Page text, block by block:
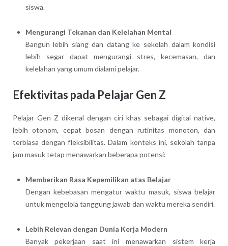
siswa.
Mengurangi Tekanan dan Kelelahan Mental
Bangun lebih siang dan datang ke sekolah dalam kondisi
lebih segar dapat mengurangi stres, kecemasan, dan
kelelahan yang umum dialami pelajar.
Efektivitas pada Pelajar Gen Z
Pelajar Gen Z dikenal dengan ciri khas sebagai digital native,
lebih otonom, cepat bosan dengan rutinitas monoton, dan
terbiasa dengan fleksibilitas. Dalam konteks ini, sekolah tanpa
jam masuk tetap menawarkan beberapa potensi:
Memberikan Rasa Kepemilikan atas Belajar
Dengan kebebasan mengatur waktu masuk, siswa belajar
untuk mengelola tanggung jawab dan waktu mereka sendiri.
Lebih Relevan dengan Dunia Kerja Modern
Banyak pekerjaan saat ini menawarkan sistem kerja